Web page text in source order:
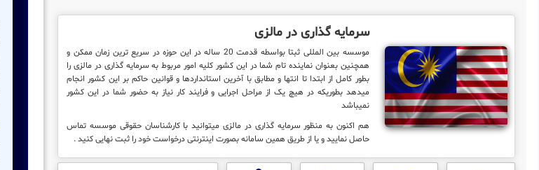
سرمایه گذاری در مالزی
موسسه بین المللی ثبتا بواسطه قدمت 20 ساله در این حوزه در سریع ترین زمان ممکن و
همچنین بعنوان نماینده تام شما در این کشور کلیه امور مربوط به سرمایه گذاری در مالزی را
بطور کامل از ابتدا تا انتها و مطابق با آخرین استانداردها و قوانین حاکم بر این کشور انجام
میدهد بطوریکه در هیچ یک از مراحل اجرایی و فرایند کار نیاز به حضور شما در این کشور
نمیباشد
هم اکنون به منظور سرمایه گذاری در مالزی میتوانید با کارشناسان حقوقی موسسه تماس
حاصل نمایید و یا از طریق همین سامانه بصورت اینترنتی درخواست خود را ثبت نهایی کنید .